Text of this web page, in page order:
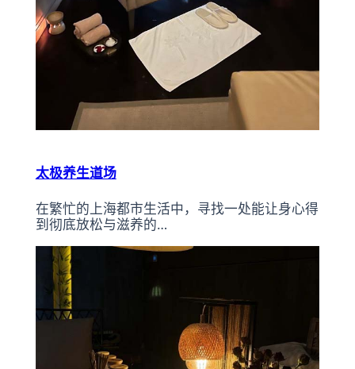
太极养生道场
在繁忙的上海都市生活中，寻找一处能让身心得
到彻底放松与滋养的…